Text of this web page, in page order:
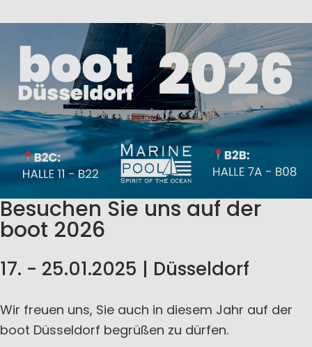
Besuchen Sie uns auf der
boot 2026
17. - 25.01.2025 | Düsseldorf
Wir freuen uns, Sie auch in diesem Jahr auf der
boot Düsseldorf begrüßen zu dürfen.